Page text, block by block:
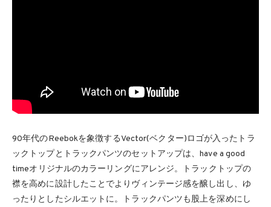
90年代のReebokを象徴するVector(ベクター)ロゴが入ったトラ
ックトップとトラックパンツのセットアップは、have a good
timeオリジナルのカラーリングにアレンジ。トラックトップの
襟を高めに設計したことでよりヴィンテージ感を醸し出し、ゆ
ったりとしたシルエットに。トラックパンツも股上を深めにし